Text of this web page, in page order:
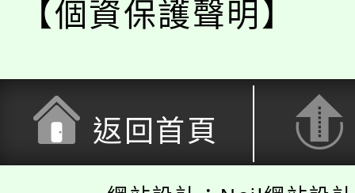
【個資保護聲明】
返回首頁